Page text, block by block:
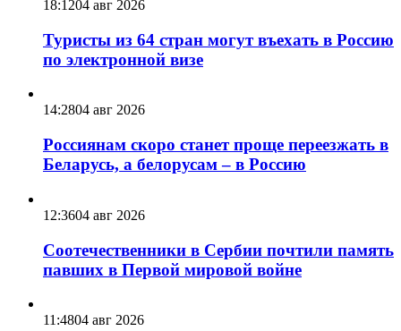
18:1204 авг 2026
Туристы из 64 стран могут въехать в Россию
по электронной визе
14:2804 авг 2026
Россиянам скоро станет проще переезжать в
Беларусь, а белорусам – в Россию
12:3604 авг 2026
Соотечественники в Сербии почтили память
павших в Первой мировой войне
11:4804 авг 2026